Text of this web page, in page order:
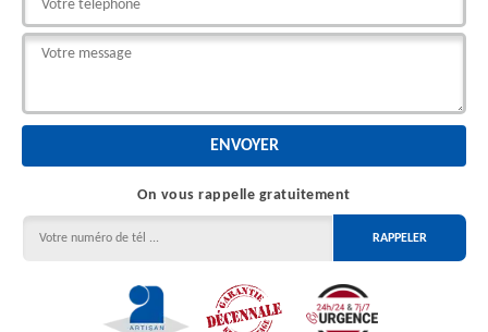
On vous rappelle gratuitement